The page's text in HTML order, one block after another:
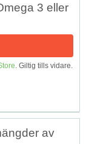
3 eller
. Giltig tills vidare.
av